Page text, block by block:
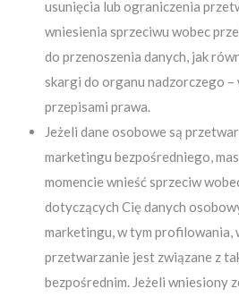
usunięcia lub ograniczenia
wniesienia sprzeciwu wobec
do przenoszenia danych, jak
skargi do organu nadzorczego –
przepisami prawa.
Jeżeli dane osobowe są
marketingu bezpośredniego,
momencie wnieść sprzeciw
dotyczących Cię danych
marketingu, w tym profilowania,
przetwarzanie jest związane z
bezpośrednim. Jeżeli wniesiony